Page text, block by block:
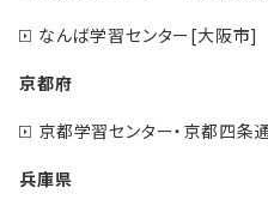
なんば学習センター[大阪市]
京都府
京都学習センター・京都四条
兵庫県